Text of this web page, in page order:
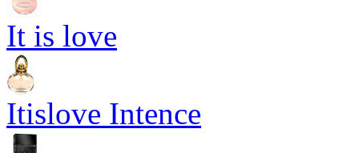
It is love
Itislove Intence